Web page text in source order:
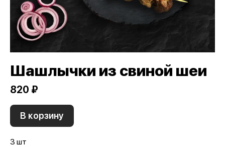
Шашлычки из свиной шеи
820 ₽
В корзину
3 шт